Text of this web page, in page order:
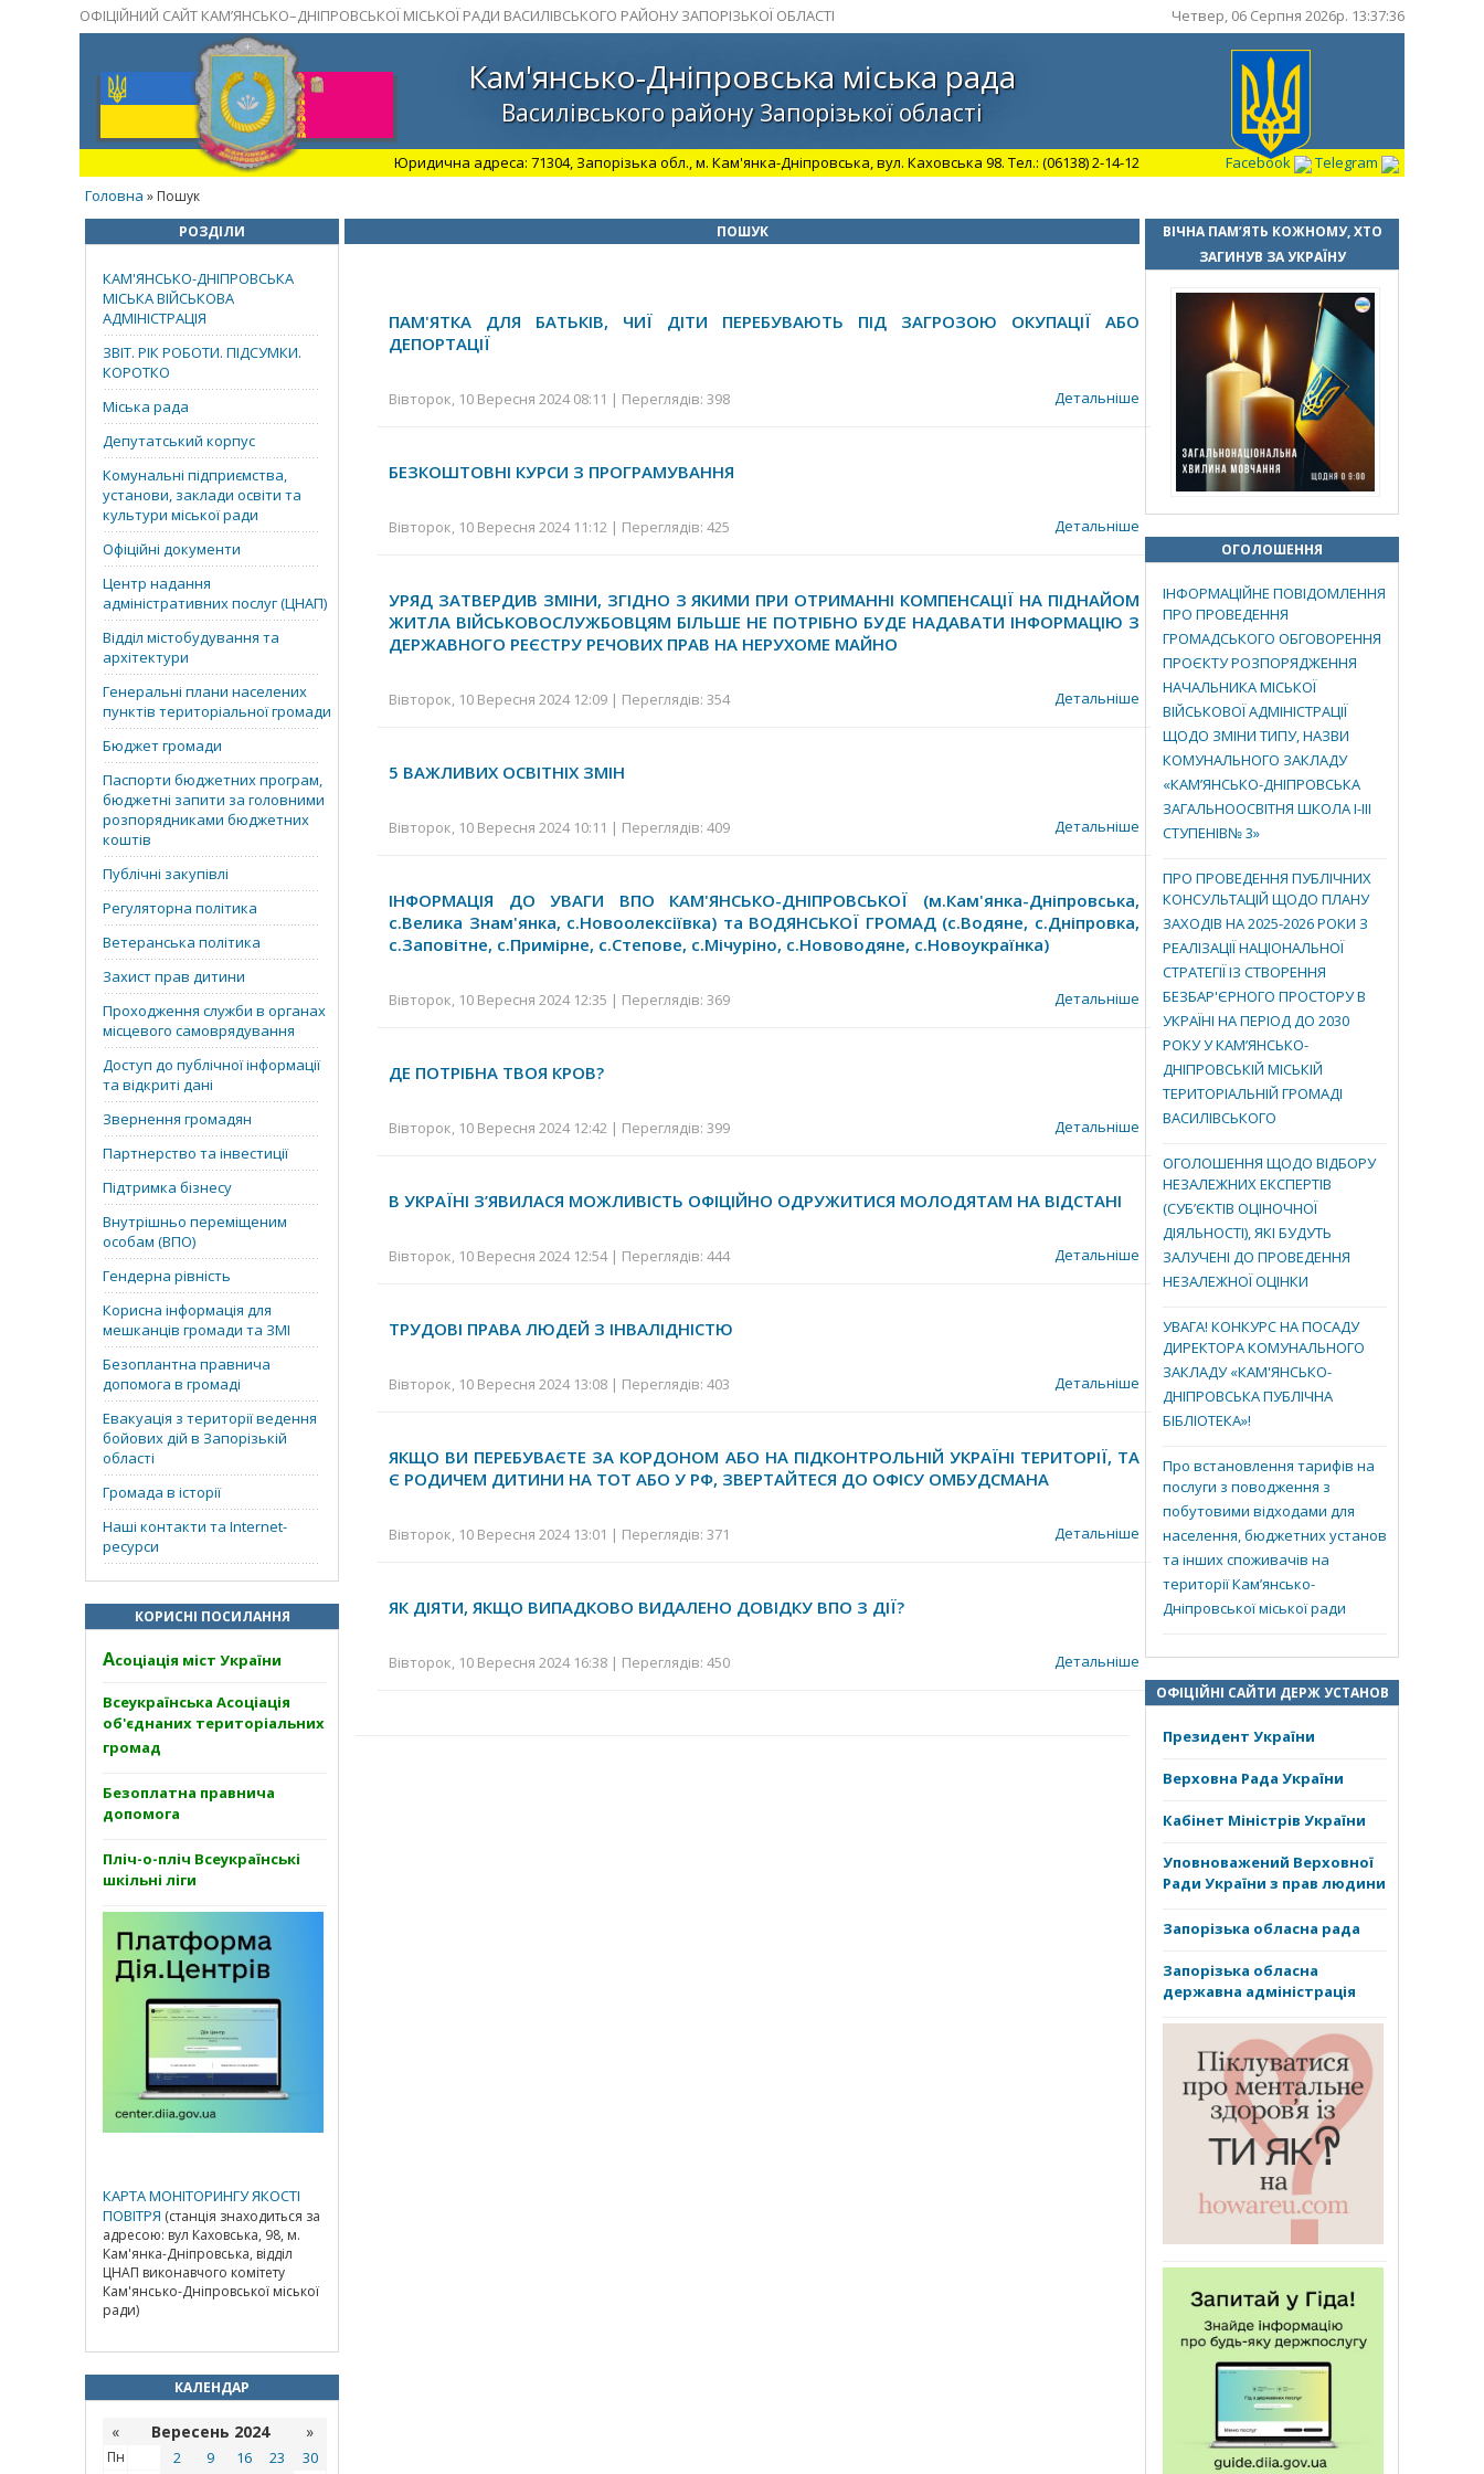
ОФІЦІЙНИЙ САЙТ КАМ’ЯНСЬКО–ДНІПРОВСЬКОЇ МІСЬКОЇ РАДИ ВАСИЛІВСЬКОГО РАЙОНУ ЗАПОРІЗЬКОЇ ОБЛАСТІ Четвер, 06 Серпня 2026р. 13:37:37
Кам'янсько-Дніпровська міська рада
Василівського району Запорізької області
Юридична адреса: 71304, Запорізька обл., м. Кам'янка-Дніпровська, вул. Каховська 98. Тел.: (06138) 2-14-12 Facebook
Telegram
Головна » Пошук
РОЗДІЛИ
КАМ'ЯНСЬКО-ДНІПРОВСЬКА
МІСЬКА ВІЙСЬКОВА
АДМІНІСТРАЦІЯ
ЗВІТ. РІК РОБОТИ. ПІДСУМКИ.
КОРОТКО
Міська рада
Депутатський корпус
Комунальні підприємства,
установи, заклади освіти та
культури міської ради
Офіційні документи
Центр надання
адміністративних послуг (ЦНАП)
Відділ містобудування та
архітектури
Генеральні плани населених
пунктів територіальної громади
Бюджет громади
Паспорти бюджетних програм,
бюджетні запити за головними
розпорядниками бюджетних
коштів
Публічні закупівлі
Регуляторна політика
Ветеранська політика
Захист прав дитини
Проходження служби в органах
місцевого самоврядування
Доступ до публічної інформації
та відкриті дані
Звернення громадян
Партнерство та інвестиції
Підтримка бізнесу
Внутрішньо переміщеним
особам (ВПО)
Гендерна рівність
Корисна інформація для
мешканців громади та ЗМІ
Безоплантна правнича
допомога в громаді
Евакуація з території ведення
бойових дій в Запорізькій
області
Громада в історії
Наші контакти та Internet-
ресурси
КОРИСНІ ПОСИЛАННЯ
Асоціація міст України
Всеукраїнська Асоціація
об'єднаних територіальних
громад
Безоплатна правнича
допомога
Пліч-о-пліч Всеукраїнські
шкільні ліги
КАРТА МОНІТОРИНГУ ЯКОСТІ
ПОВІТРЯ (станція знаходиться за
адресою: вул Каховська, 98, м.
Кам'янка-Дніпровська, відділ
ЦНАП виконавчого комітету
Кам'янсько-Дніпровської міської
ради)
КАЛЕНДАР
« Вересень 2024 »
Пн 2 9 16 23 30
ПОШУК
ПАМ'ЯТКА ДЛЯ БАТЬКІВ, ЧИЇ ДІТИ ПЕРЕБУВАЮТЬ ПІД ЗАГРОЗОЮ ОКУПАЦІЇ АБО
ДЕПОРТАЦІЇ
Вівторок, 10 Вересня 2024 08:11 | Переглядів: 398 Детальніше
БЕЗКОШТОВНІ КУРСИ З ПРОГРАМУВАННЯ
Вівторок, 10 Вересня 2024 11:12 | Переглядів: 425 Детальніше
УРЯД ЗАТВЕРДИВ ЗМІНИ, ЗГІДНО З ЯКИМИ ПРИ ОТРИМАННІ КОМПЕНСАЦІЇ НА ПІДНАЙОМ
ЖИТЛА ВІЙСЬКОВОСЛУЖБОВЦЯМ БІЛЬШЕ НЕ ПОТРІБНО БУДЕ НАДАВАТИ ІНФОРМАЦІЮ З
ДЕРЖАВНОГО РЕЄСТРУ РЕЧОВИХ ПРАВ НА НЕРУХОМЕ МАЙНО
Вівторок, 10 Вересня 2024 12:09 | Переглядів: 354 Детальніше
5 ВАЖЛИВИХ ОСВІТНІХ ЗМІН
Вівторок, 10 Вересня 2024 10:11 | Переглядів: 409 Детальніше
ІНФОРМАЦІЯ ДО УВАГИ ВПО КАМ'ЯНСЬКО-ДНІПРОВСЬКОЇ (м.Кам'янка-Дніпровська,
с.Велика Знам'янка, с.Новоолексіївка) та ВОДЯНСЬКОЇ ГРОМАД (с.Водяне, с.Дніпровка,
с.Заповітне, с.Примірне, с.Степове, с.Мічуріно, с.Нововодяне, с.Новоукраїнка)
Вівторок, 10 Вересня 2024 12:35 | Переглядів: 369 Детальніше
ДЕ ПОТРІБНА ТВОЯ КРОВ?
Вівторок, 10 Вересня 2024 12:42 | Переглядів: 399 Детальніше
В УКРАЇНІ З’ЯВИЛАСЯ МОЖЛИВІСТЬ ОФІЦІЙНО ОДРУЖИТИСЯ МОЛОДЯТАМ НА ВІДСТАНІ
Вівторок, 10 Вересня 2024 12:54 | Переглядів: 444 Детальніше
ТРУДОВІ ПРАВА ЛЮДЕЙ З ІНВАЛІДНІСТЮ
Вівторок, 10 Вересня 2024 13:08 | Переглядів: 403 Детальніше
ЯКЩО ВИ ПЕРЕБУВАЄТЕ ЗА КОРДОНОМ АБО НА ПІДКОНТРОЛЬНІЙ УКРАЇНІ ТЕРИТОРІЇ, ТА
Є РОДИЧЕМ ДИТИНИ НА ТОТ АБО У РФ, ЗВЕРТАЙТЕСЯ ДО ОФІСУ ОМБУДСМАНА
Вівторок, 10 Вересня 2024 13:01 | Переглядів: 371 Детальніше
ЯК ДІЯТИ, ЯКЩО ВИПАДКОВО ВИДАЛЕНО ДОВІДКУ ВПО З ДІЇ?
Вівторок, 10 Вересня 2024 16:38 | Переглядів: 450 Детальніше
ВІЧНА ПАМ’ЯТЬ КОЖНОМУ, ХТО
ЗАГИНУВ ЗА УКРАЇНУ
ОГОЛОШЕННЯ
ІНФОРМАЦІЙНЕ ПОВІДОМЛЕННЯ
ПРО ПРОВЕДЕННЯ
ГРОМАДСЬКОГО ОБГОВОРЕННЯ
ПРОЄКТУ РОЗПОРЯДЖЕННЯ
НАЧАЛЬНИКА МІСЬКОЇ
ВІЙСЬКОВОЇ АДМІНІСТРАЦІЇ
ЩОДО ЗМІНИ ТИПУ, НАЗВИ
КОМУНАЛЬНОГО ЗАКЛАДУ
«КАМ’ЯНСЬКО-ДНІПРОВСЬКА
ЗАГАЛЬНООСВІТНЯ ШКОЛА І-ІІІ
СТУПЕНІВ№ 3»
ПРО ПРОВЕДЕННЯ ПУБЛІЧНИХ
КОНСУЛЬТАЦІЙ ЩОДО ПЛАНУ
ЗАХОДІВ НА 2025-2026 РОКИ З
РЕАЛІЗАЦІЇ НАЦІОНАЛЬНОЇ
СТРАТЕГІЇ ІЗ СТВОРЕННЯ
БЕЗБАР'ЄРНОГО ПРОСТОРУ В
УКРАЇНІ НА ПЕРІОД ДО 2030
РОКУ У КАМ’ЯНСЬКО-
ДНІПРОВСЬКІЙ МІСЬКІЙ
ТЕРИТОРІАЛЬНІЙ ГРОМАДІ
ВАСИЛІВСЬКОГО
ОГОЛОШЕННЯ ЩОДО ВІДБОРУ
НЕЗАЛЕЖНИХ ЕКСПЕРТІВ
(СУБ’ЄКТІВ ОЦІНОЧНОЇ
ДІЯЛЬНОСТІ), ЯКІ БУДУТЬ
ЗАЛУЧЕНІ ДО ПРОВЕДЕННЯ
НЕЗАЛЕЖНОЇ ОЦІНКИ
УВАГА! КОНКУРС НА ПОСАДУ
ДИРЕКТОРА КОМУНАЛЬНОГО
ЗАКЛАДУ «КАМ'ЯНСЬКО-
ДНІПРОВСЬКА ПУБЛІЧНА
БІБЛІОТЕКА»!
Про встановлення тарифів на
послуги з поводження з
побутовими відходами для
населення, бюджетних установ
та інших споживачів на
території Кам’янсько-
Дніпровської міської ради
ОФІЦІЙНІ САЙТИ ДЕРЖ УСТАНОВ
Президент України
Верховна Рада України
Кабінет Міністрів України
Уповноважений Верховної
Ради України з прав людини
Запорізька обласна рада
Запорізька обласна
державна адміністрація